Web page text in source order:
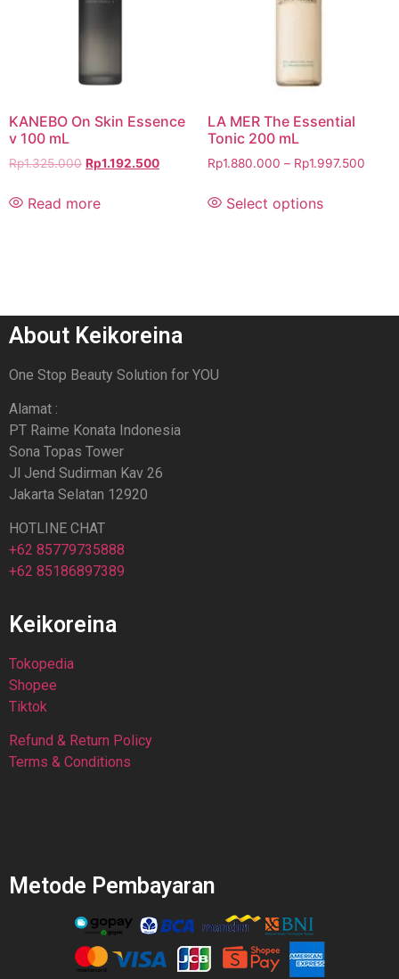
KANEBO On Skin Essence
v 100 mL
Rp1.325.000 Rp1.192.500
Read more
LA MER The Essential
Tonic 200 mL
Rp1.880.000 – Rp1.997.500
Select options
About Keikoreina
One Stop Beauty Solution for YOU
Alamat :
PT Raime Konata Indonesia
Sona Topas Tower
Jl Jend Sudirman Kav 26
Jakarta Selatan 12920
HOTLINE CHAT
+62 85779735888
+62 85186897389
Keikoreina
Tokopedia
Shopee
Tiktok
Refund & Return Policy
Terms & Conditions
Metode Pembayaran